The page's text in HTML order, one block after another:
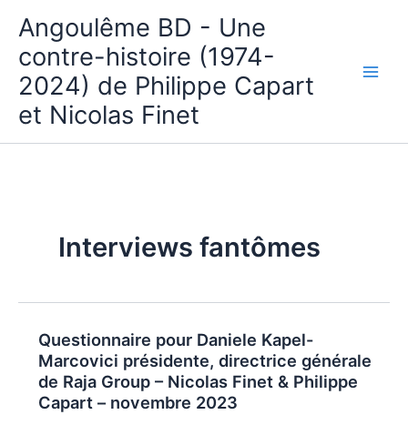
contenu
Angoulême BD - Une
contre-histoire (1974-
2024) de Philippe Capart
et Nicolas Finet
Interviews fantômes
Questionnaire pour Daniele Kapel-
Marcovici présidente, directrice générale
de Raja Group – Nicolas Finet & Philippe
Capart – novembre 2023